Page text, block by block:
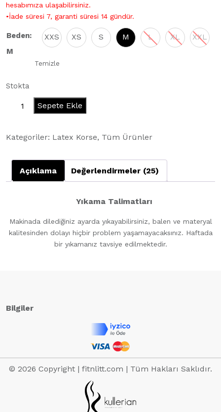
hesabımıza ulaşabilirsiniz.
•İade süresi 7, garanti süresi 14 gündür.
Beden:
M
XXS XS S M L XL XXL
Temizle
Stokta
LATEX
WAISTTRAINER
Sepete Ekle
Kategoriler: Latex Korse, Tüm Ürünler
Açıklama Değerlendirmeler (25)
Yıkama Talimatları
Makinada dilediğiniz ayarda yıkayabilirsiniz, balen ve materyal
kalitesinden dolayı hiçbir problem yaşamayacaksınız. Haftada
bir yıkamanız tavsiye edilmektedir.
Bilgiler
© 2026 Copyright | fitnlitt.com | Tüm Hakları Saklıdır.